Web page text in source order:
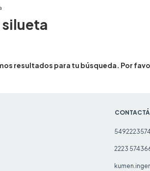
resultados para tu búsqueda. Por
2223